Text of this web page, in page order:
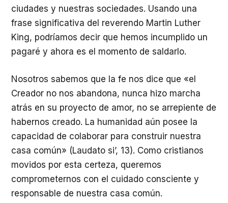
ciudades y nuestras sociedades. Usando una
frase significativa del reverendo Martin Luther
King, podríamos decir que hemos incumplido un
pagaré y ahora es el momento de saldarlo.
Nosotros sabemos que la fe nos dice que «el
Creador no nos abandona, nunca hizo marcha
atrás en su proyecto de amor, no se arrepiente de
habernos creado. La humanidad aún posee la
capacidad de colaborar para construir nuestra
casa común» (Laudato si’, 13). Como cristianos
movidos por esta certeza, queremos
comprometernos con el cuidado consciente y
responsable de nuestra casa común.